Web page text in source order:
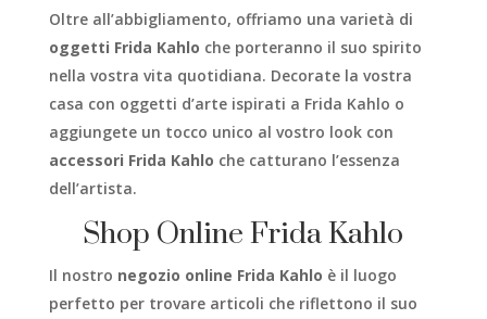
Oltre all’abbigliamento, offriamo una varietà di
oggetti Frida Kahlo che porteranno il suo spirito
nella vostra vita quotidiana. Decorate la vostra
casa con oggetti d’arte ispirati a Frida Kahlo o
aggiungete un tocco unico al vostro look con
accessori Frida Kahlo che catturano l’essenza
dell’artista.
Shop Online Frida Kahlo
Il nostro negozio online Frida Kahlo è il luogo
perfetto per trovare articoli che riflettono il suo